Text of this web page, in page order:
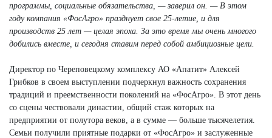
программы, социальные обязательства, — заверил он. — В этом
году компания «ФосАгро» празднует свое 25-летие, и для
производств 25 лет — целая эпоха. За это время мы очень многого
добились вместе, и сегодня ставим перед собой амбициозные цели.
Директор по Череповецкому комплексу АО «Апатит» Алексей
Грибков в своем выступлении подчеркнул важность сохранения
традиций и преемственности поколений на «ФосАгро». В этот день
со сцены чествовали династии, общий стаж которых на
предприятии от полутора веков, а в сумме — больше тысячелетия.
Семьи получили приятные подарки от «ФосАгро» и заслуженные